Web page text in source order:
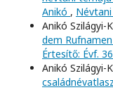
Anikó ,
Anikó Szilágyi-
dem
Értesítő: Évf.
Anikó Szilágyi-
családnévatlasz